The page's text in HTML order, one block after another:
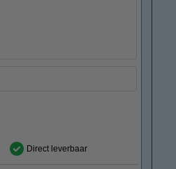
Direct leverbaar